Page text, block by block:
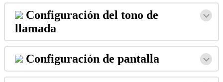
Configuración del tono de
llamada
Configuración de pantalla